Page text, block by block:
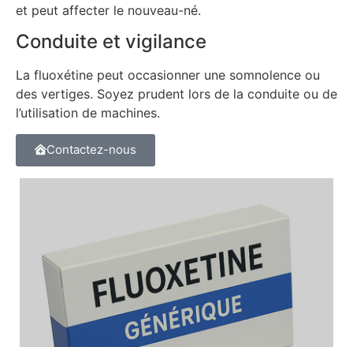
et peut affecter le nouveau-né.
Conduite et vigilance
La fluoxétine peut occasionner une somnolence ou
des vertiges. Soyez prudent lors de la conduite ou de
l’utilisation de machines.
Contactez-nous